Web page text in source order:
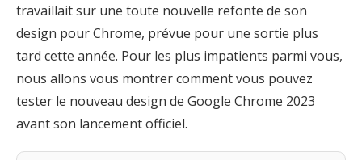
travaillait sur une toute nouvelle refonte de son
design pour Chrome, prévue pour une sortie plus
tard cette année. Pour les plus impatients parmi vous,
nous allons vous montrer comment vous pouvez
tester le nouveau design de Google Chrome 2023
avant son lancement officiel.